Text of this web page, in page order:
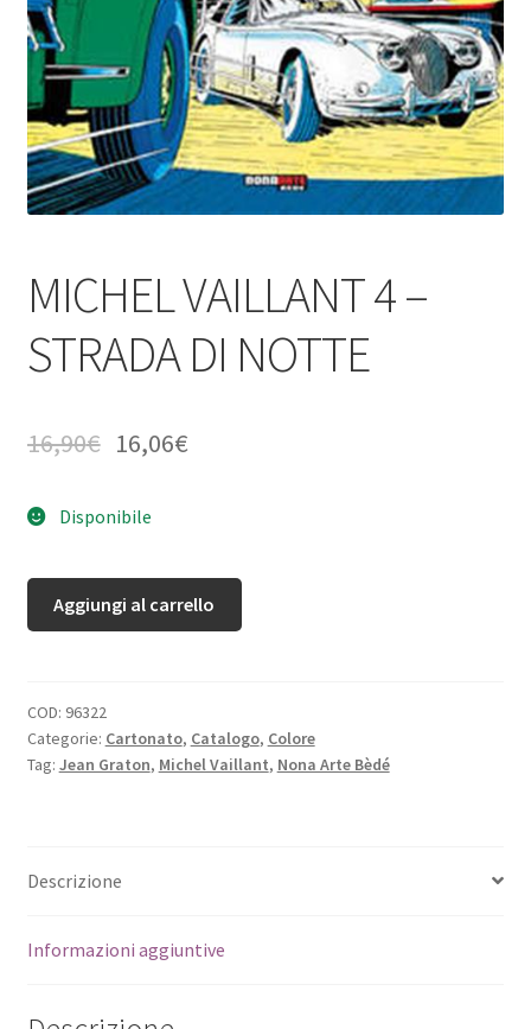
MICHEL VAILLANT 4 –
STRADA DI NOTTE
16,90€ 16,06€
Disponibile
Aggiungi al carrello
COD: 96322
Categorie: Cartonato, Catalogo, Colore
Tag: Jean Graton, Michel Vaillant, Nona Arte Bèdé
Descrizione
Informazioni aggiuntive